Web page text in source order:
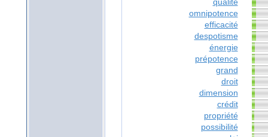
qualité
omnipotence
efficacité
despotisme
énergie
prépotence
grand
droit
dimension
crédit
propriété
possibilité